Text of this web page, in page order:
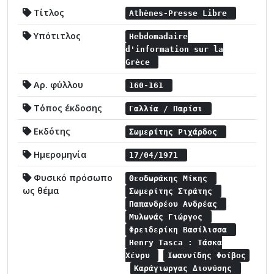
Τίτλος Athènes-Presse Libre
Υπότιτλος
Hebdomadaire
d'information sur la
Grèce
Αρ. φύλλου 160-161
Τόπος έκδοσης Γαλλία / Παρίσι
Εκδότης Σωμερίτης Ριχάρδος
Ημερομηνία 17/04/1971
Φυσικό πρόσωπο
ως θέμα
Θεοδωράκης Μίκης
Σωμερίτης Στράτης
Παπανδρέου Ανδρέας
Μυλωνάς Γιώργος
Φρειδερίκη Βασίλισσα
Henry Tasca : Τάσκα
Χένρυ
Ιωαννίδης Φοίβος
Καράγιωργας Διονύσης